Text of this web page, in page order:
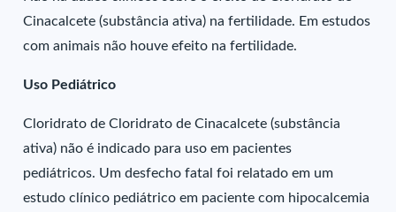
Cinacalcete (substância ativa) na fertilidade. Em estudos
com animais não houve efeito na fertilidade.
Uso Pediátrico
Cloridrato de Cloridrato de Cinacalcete (substância
ativa) não é indicado para uso em pacientes
pediátricos. Um desfecho fatal foi relatado em um
estudo clínico pediátrico em paciente com hipocalcemia